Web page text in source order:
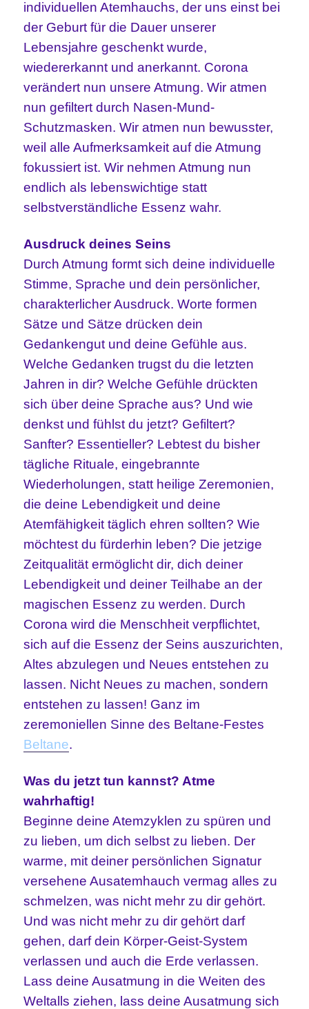
individuellen Atemhauchs, der uns einst bei
der Geburt für die Dauer unserer
Lebensjahre geschenkt wurde,
wiedererkannt und anerkannt. Corona
verändert nun unsere Atmung. Wir atmen
nun gefiltert durch Nasen-Mund-
Schutzmasken. Wir atmen nun bewusster,
weil alle Aufmerksamkeit auf die Atmung
fokussiert ist. Wir nehmen Atmung nun
endlich als lebenswichtige statt
selbstverständliche Essenz wahr.
Ausdruck deines Seins
Durch Atmung formt sich deine individuelle
Stimme, Sprache und dein persönlicher,
charakterlicher Ausdruck. Worte formen
Sätze und Sätze drücken dein
Gedankengut und deine Gefühle aus.
Welche Gedanken trugst du die letzten
Jahren in dir? Welche Gefühle drückten
sich über deine Sprache aus? Und wie
denkst und fühlst du jetzt? Gefiltert?
Sanfter? Essentieller? Lebtest du bisher
tägliche Rituale, eingebrannte
Wiederholungen, statt heilige Zeremonien,
die deine Lebendigkeit und deine
Atemfähigkeit täglich ehren sollten? Wie
möchtest du fürderhin leben? Die jetzige
Zeitqualität ermöglicht dir, dich deiner
Lebendigkeit und deiner Teilhabe an der
magischen Essenz zu werden. Durch
Corona wird die Menschheit verpflichtet,
sich auf die Essenz der Seins auszurichten,
Altes abzulegen und Neues entstehen zu
lassen. Nicht Neues zu machen, sondern
entstehen zu lassen! Ganz im
zeremoniellen Sinne des Beltane-Festes
Beltane.
Was du jetzt tun kannst? Atme
wahrhaftig!
Beginne deine Atemzyklen zu spüren und
zu lieben, um dich selbst zu lieben. Der
warme, mit deiner persönlichen Signatur
versehene Ausatemhauch vermag alles zu
schmelzen, was nicht mehr zu dir gehört.
Und was nicht mehr zu dir gehört darf
gehen, darf dein Körper-Geist-System
verlassen und auch die Erde verlassen.
Lass deine Ausatmung in die Weiten des
Weltalls ziehen, lass deine Ausatmung sich